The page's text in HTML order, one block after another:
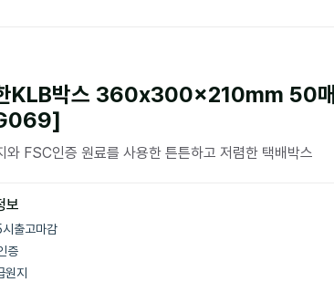
KLB박스 360x300x210mm 50매
와 FSC인증 원료를 사용한 튼튼하고 저렴한 택배박스
보
출고마감
증
원지